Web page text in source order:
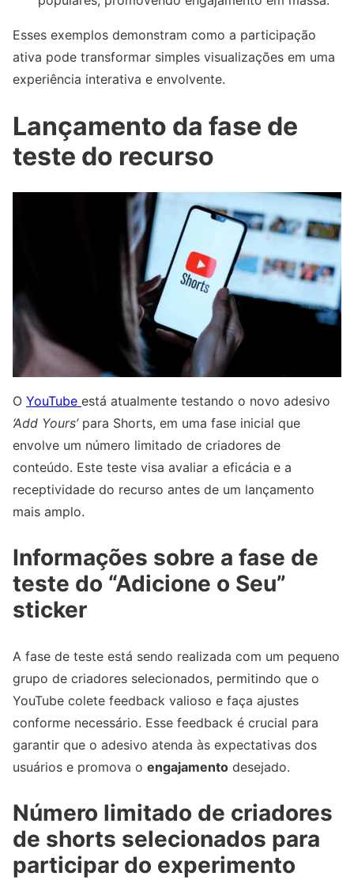
Esses exemplos demonstram como a participação
ativa pode transformar simples visualizações em uma
experiência interativa e envolvente.
Lançamento da fase de
teste do recurso
O YouTube está atualmente testando o novo adesivo
‘Add Yours’para Shorts, em uma fase inicial que
envolve um número limitado de criadores de
conteúdo. Este teste visa avaliar a eficácia e a
receptividade do recurso antes de um lançamento
mais amplo.
Informações sobre a fase de
teste do “Adicione o Seu”
sticker
A fase de teste está sendo realizada com um pequeno
grupo de criadores selecionados, permitindo que o
YouTube colete feedback valioso e faça ajustes
conforme necessário. Esse feedback é crucial para
garantir que o adesivo atenda às expectativas dos
usuários e promova o engajamento desejado.
Número limitado de criadores
de shorts selecionados para
participar do experimento